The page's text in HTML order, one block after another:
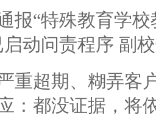
报“特殊教育学
启动问责程序 副
重超期、糊弄客
：都没证据，将